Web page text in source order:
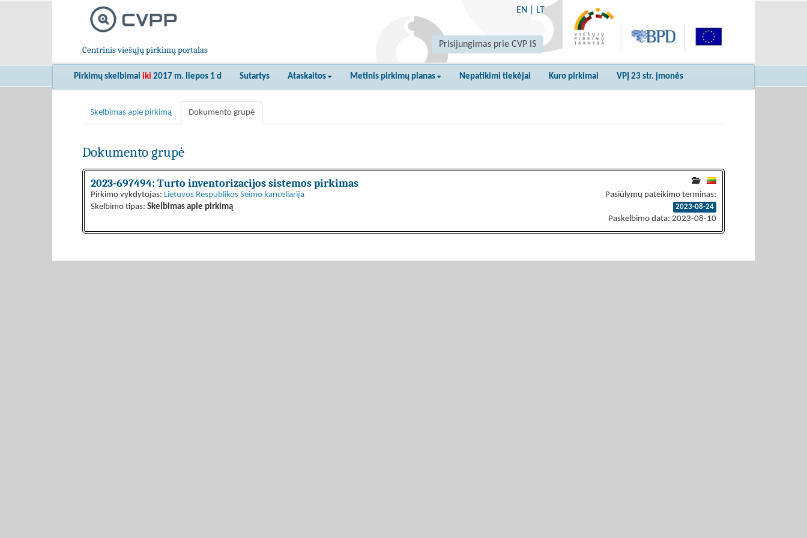
Centrinis viešųjų pirkimų portalas
EN LT
Prisijungimas prie CVP IS
Pirkimų skelbimai iki 2017 m. liepos 1 d Sutartys Ataskaitos Metinis pirkimų planas Nepatikimi tiekėjai Kuro pirkimai VPĮ 23 str. įmonės
Skelbimas apie pirkimą Dokumento grupė
Dokumento grupė
2023-697494: Turto inventorizacijos sistemos pirkimas
Pirkimo vykdytojas: Lietuvos Respublikos Seimo kanceliarija
Skelbimo tipas: Skelbimas apie pirkimą
Pasiūlymų pateikimo terminas:
2023-08-24
Paskelbimo data: 2023-08-10